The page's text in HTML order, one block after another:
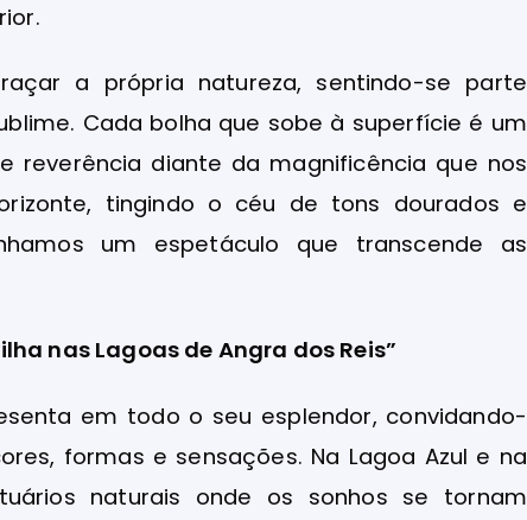
a própria natureza, sentindo-se parte
Cada bolha que sobe à superfície é um
reverência diante da magnificência que nos
tingindo o céu de tons dourados e
um espetáculo que transcende as
nas Lagoas de Angra dos Reis”
em todo o seu esplendor, convidando-
formas e sensações. Na Lagoa Azul e na
naturais onde os sonhos se tornam